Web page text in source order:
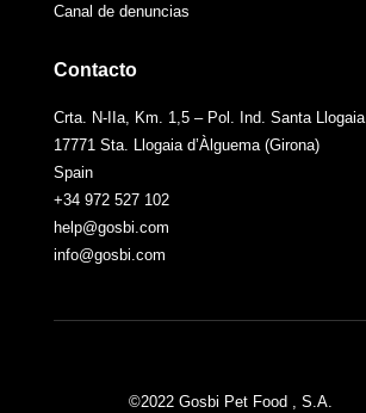
Canal de denuncias
Contacto
Crta. N-IIa, Km. 1,5 – Pol. Ind. Santa Llogaia
17771 Sta. Llogaia d’Àlguema (Girona)
Spain
+34 972 527 102
help@gosbi.com
info@gosbi.com
©2022 Gosbi Pet Food , S.A.